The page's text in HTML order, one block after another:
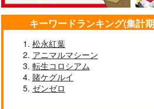
専売 1,100円（税込）
艦隊これくしょん-艦これ-
呂500
島風
サンプル
カート
キーワードランキング(集計
松永紅葉
アニマルマシーン
転生コロシアム
賭ケグルイ
ゼンゼロ